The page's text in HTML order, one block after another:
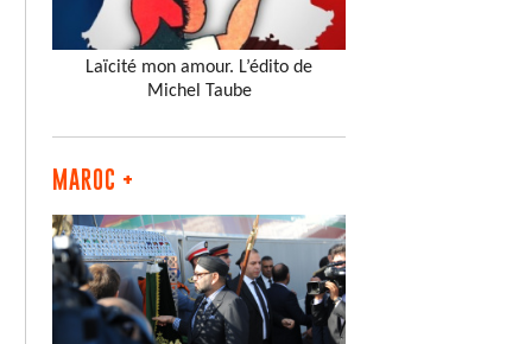
Laïcité mon amour. L’édito de
Michel Taube
MAROC +